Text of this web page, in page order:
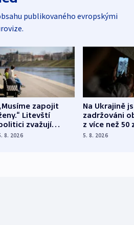
publikovaného evropskými
zapojit
Litevští
zvažují
o
8. 2026
Na Ukrajině
zadržováni
z více než 50
Bojovali na
5. 8. 2026